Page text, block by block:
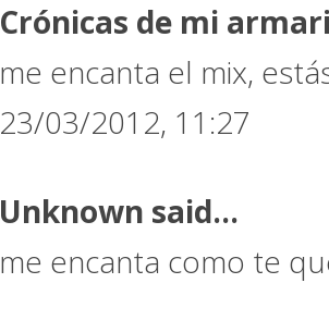
Crónicas de mi
me encanta el mix,
23/03/2012, 11:27
Unknown said...
me encanta como te